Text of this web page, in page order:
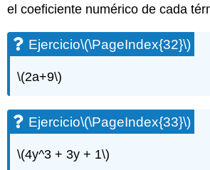
(\PageIndex{101}\)
(\PageIndex{102}\)
Ejercicio\
Ejercicio\
Ejercicio\
(\PageIndex{105}\)
(\PageIndex{106}\)
el coeficiente numérico de cada
Ejercicio\(\PageIndex{32}\)
\(2a+9\)
Ejercicio\(\PageIndex{33}\)
\(4y^3 + 3y + 1\)